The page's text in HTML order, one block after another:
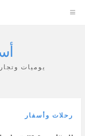
يوميات
رحلات وأسفار